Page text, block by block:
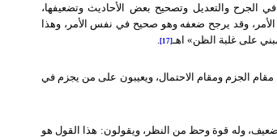
الجرح والتعديل وتصحيح بعض الأحاديث وتضعيفها،
وقد يرجح ضعفه وهو صحيح في نفس الأمر، وهذا
على غلبة الظن» اهـ[17]
.
الجزم ومقام الاحتمال، ويعيبون على من يجزم في
وله قوة وحظ من النظر، ويقولون: هذا القول هو